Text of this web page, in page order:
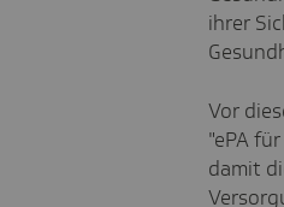
ihrer
Vor
"ePA
damit